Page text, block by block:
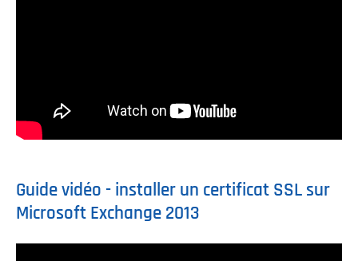
Guide vidéo - installer un certificat SSL sur
Microsoft Exchange 2013